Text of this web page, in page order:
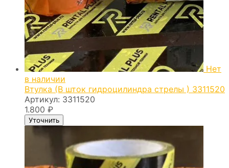
Нет
в наличии
Втулка (В шток гидроцилиндра стрелы ) 3311520
Артикул: 3311520
1.800 ₽
Уточнить